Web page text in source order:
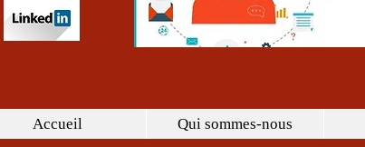
Accueil Qui sommes-nous